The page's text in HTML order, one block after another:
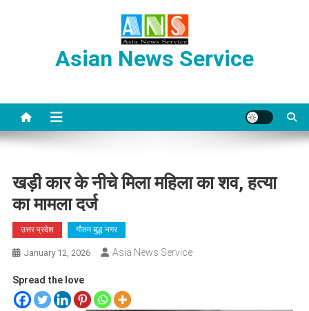
Asian News Service
खड़ी कार के नीचे मिला महिला का शव, हत्या
का मामला दर्ज
उत्तर प्रदेश गौतम बुद्ध नगर
January 12, 2026 Asia News Service
Spread the love